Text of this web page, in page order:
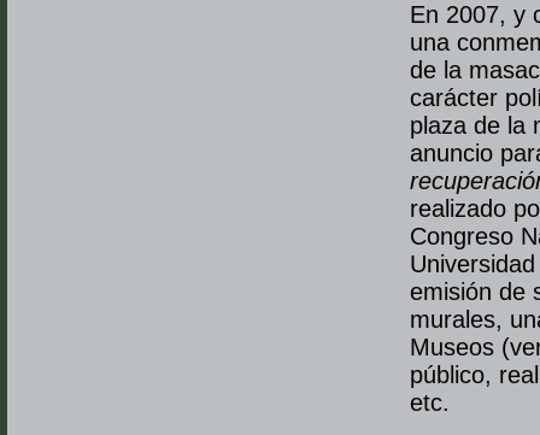
En 2007, y
una
de la
carácter
plaza de la
anuncio
realizado
Congreso
emisión de
murales,
Museos
público,
etc.